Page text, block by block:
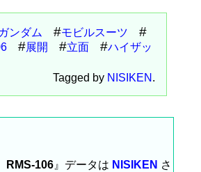
ンダム
モビルスーツ
展開 立面
ハイザッ
Tagged by NISIKEN .
RMS-106 』データは NISIKEN さ